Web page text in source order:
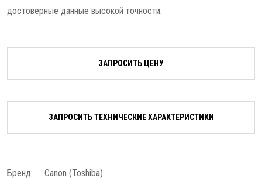
достоверные данные высокой точности.
ЗАПРОСИТЬ ЦЕНУ
ЗАПРОСИТЬ ТЕХНИЧЕСКИЕ ХАРАКТЕРИСТИКИ
Бренд: Canon (Toshiba)